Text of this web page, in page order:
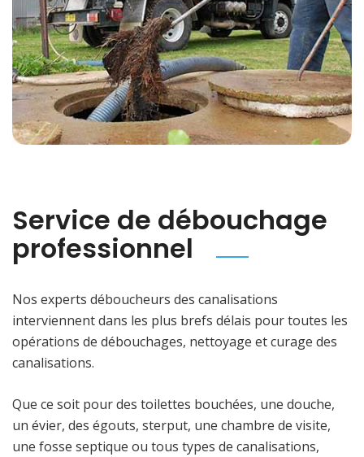
Service de débouchage
professionnel
Nos experts déboucheurs des canalisations
interviennent dans les plus brefs délais pour toutes les
opérations de débouchages, nettoyage et curage des
canalisations.
Que ce soit pour des toilettes bouchées, une douche,
un évier, des égouts, sterput, une chambre de visite,
une fosse septique ou tous types de canalisations,